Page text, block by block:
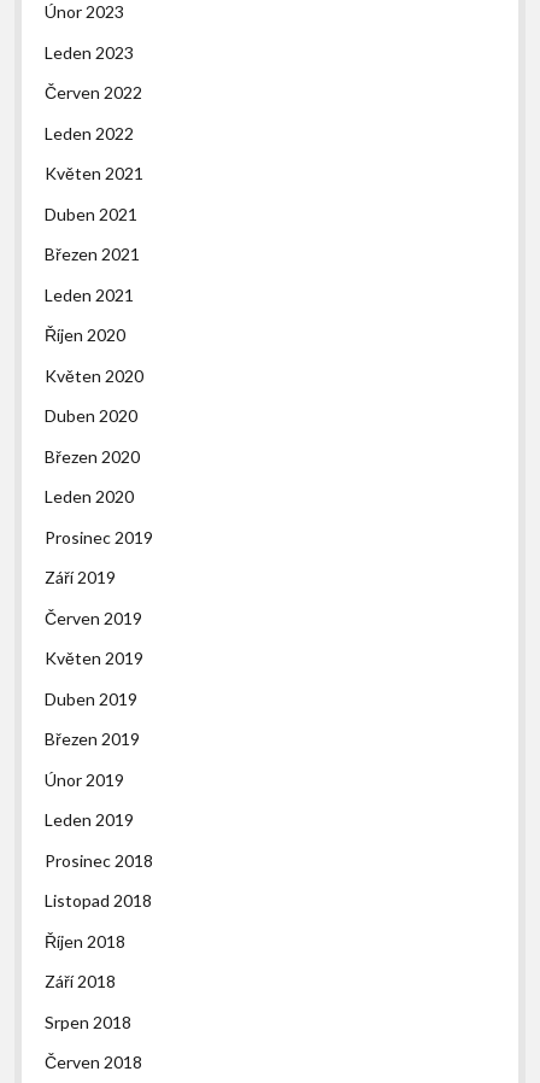
Únor 2023
Leden 2023
Červen 2022
Leden 2022
Květen 2021
Duben 2021
Březen 2021
Leden 2021
Říjen 2020
Květen 2020
Duben 2020
Březen 2020
Leden 2020
Prosinec 2019
Září 2019
Červen 2019
Květen 2019
Duben 2019
Březen 2019
Únor 2019
Leden 2019
Prosinec 2018
Listopad 2018
Říjen 2018
Září 2018
Srpen 2018
Červen 2018